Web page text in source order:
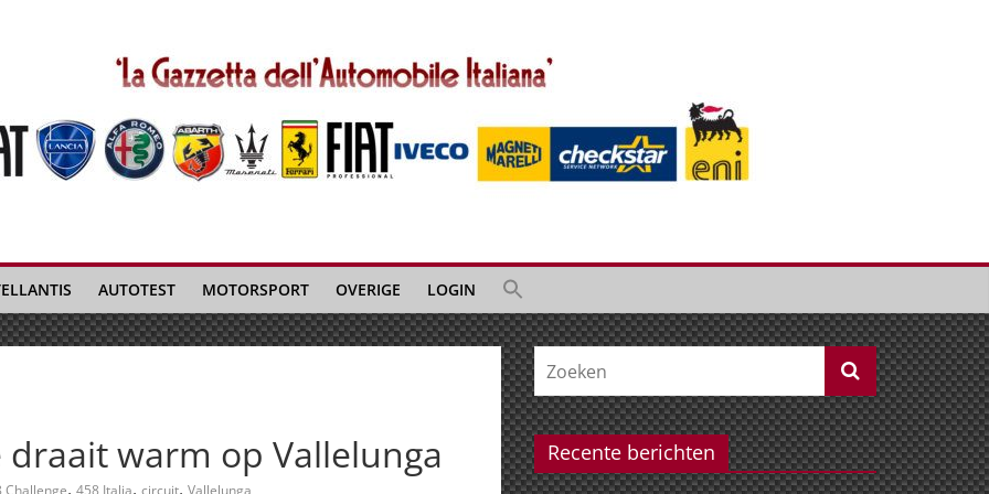
AUTOTEST MOTORSPORT OVERIGE LOGIN
draait warm op Vallelunga
Challenge, 458 Italia, circuit, Vallelunga
Recente berichten